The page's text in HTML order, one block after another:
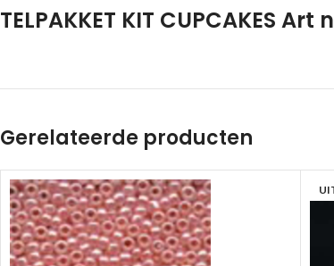
TELPAKKET KIT CUPCAKES Art
Gerelateerde producten